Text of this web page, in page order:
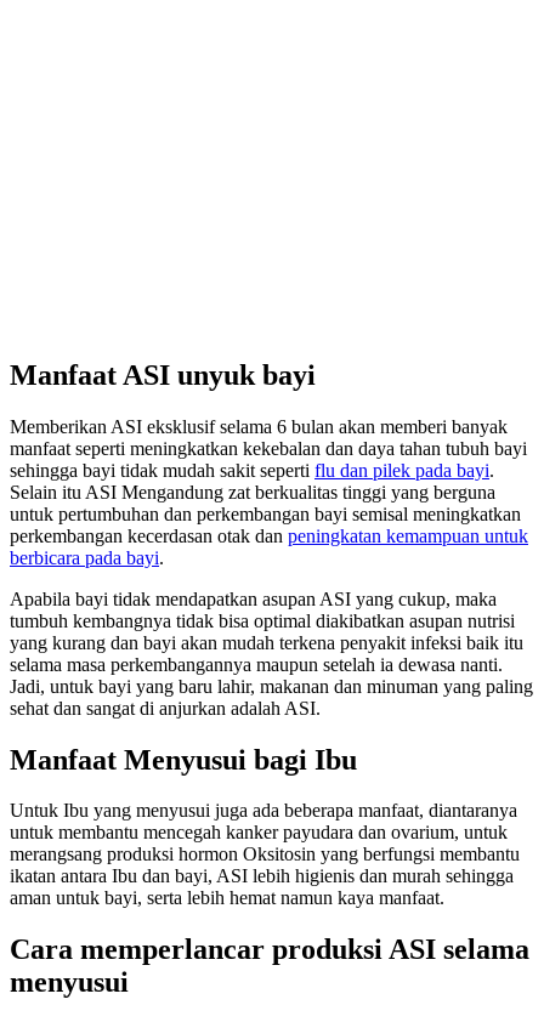
Manfaat ASI unyuk bayi
Memberikan ASI eksklusif selama 6 bulan akan memberi banyak
manfaat seperti meningkatkan kekebalan dan daya tahan tubuh bayi
sehingga bayi tidak mudah sakit seperti flu dan pilek pada bayi.
Selain itu ASI Mengandung zat berkualitas tinggi yang berguna
untuk pertumbuhan dan perkembangan bayi semisal meningkatkan
perkembangan kecerdasan otak dan peningkatan kemampuan untuk
berbicara pada bayi.
Apabila bayi tidak mendapatkan asupan ASI yang cukup, maka
tumbuh kembangnya tidak bisa optimal diakibatkan asupan nutrisi
yang kurang dan bayi akan mudah terkena penyakit infeksi baik itu
selama masa perkembangannya maupun setelah ia dewasa nanti.
Jadi, untuk bayi yang baru lahir, makanan dan minuman yang paling
sehat dan sangat di anjurkan adalah ASI.
Manfaat Menyusui bagi Ibu
Untuk Ibu yang menyusui juga ada beberapa manfaat, diantaranya
untuk membantu mencegah kanker payudara dan ovarium, untuk
merangsang produksi hormon Oksitosin yang berfungsi membantu
ikatan antara Ibu dan bayi, ASI lebih higienis dan murah sehingga
aman untuk bayi, serta lebih hemat namun kaya manfaat.
Cara memperlancar produksi ASI selama
menyusui